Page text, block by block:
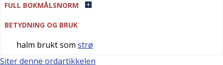
FULL BOKMÅLSNORM
BETYDNING OG BRUK
halm brukt som strø
Siter denne ordartikkelen